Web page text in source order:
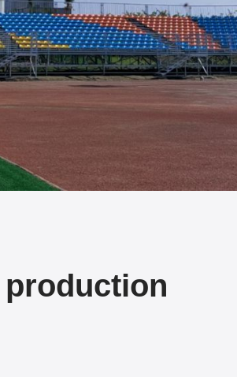
production